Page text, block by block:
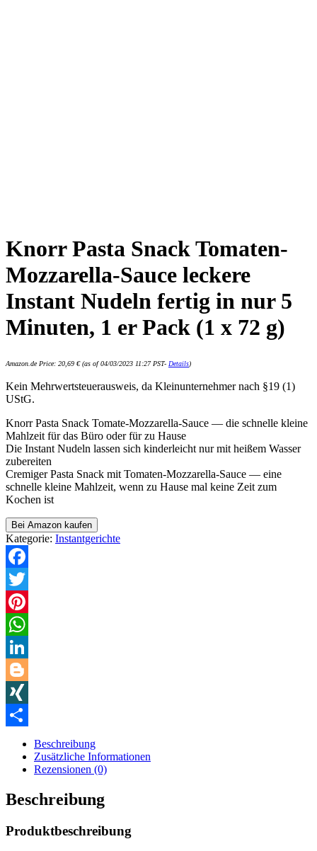
Knorr Pasta Snack Tomaten-
Mozzarella-Sauce leckere
Instant Nudeln fertig in nur 5
Minuten, 1 er Pack (1 x 72 g)
Amazon.de Price: 20,69 €(as of 04/03/2023 11:27 PST- Details)
Kein Mehrwertsteuerausweis, da Kleinunternehmer nach §19 (1)
UStG.
Knorr Pasta Snack Tomate-Mozzarella-Sauce — die schnelle kleine
Mahlzeit für das Büro oder für zu Hause
Die Instant Nudeln lassen sich kinderleicht nur mit heißem Wasser
zubereiten
Cremiger Pasta Snack mit Tomaten-Mozzarella-Sauce — eine
schnelle kleine Mahlzeit, wenn zu Hause mal keine Zeit zum
Kochen ist
Bei Amazon kaufen
Kategorie: Instantgerichte
Facebook
Twitter
Pinterest
WhatsApp
LinkedIn
Blogger
XING
Beschreibung
Zusätzliche Informationen
Rezensionen (0)
Beschreibung
Produktbeschreibung